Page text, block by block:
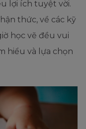
lợi ích tuyệt vời.
thức, về các kỹ
học vẽ đều vui
hiểu và lựa chọn